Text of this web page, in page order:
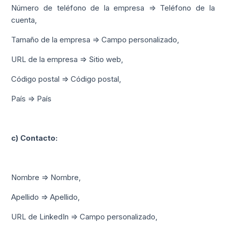
Número de teléfono de la empresa => Teléfono de la
cuenta,
Tamaño de la empresa => Campo personalizado,
URL de la empresa => Sitio web,
Código postal => Código postal,
País => País
c) Contacto:
Nombre => Nombre,
Apellido => Apellido,
URL de LinkedIn => Campo personalizado,